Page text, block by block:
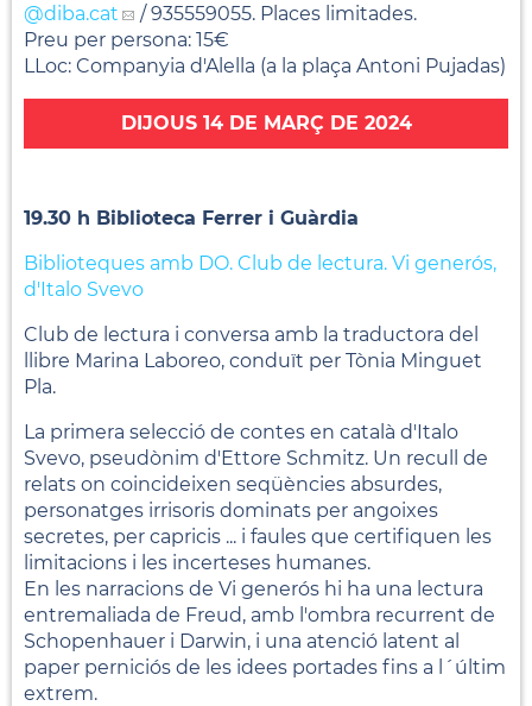
@diba.cat
/ 935559055. Places limitades.
Preu per persona: 15€
LLoc: Companyia d'Alella (a la plaça Antoni Pujadas)
DIJOUS 14 DE MARÇ DE 2024
19.30 h Biblioteca Ferrer i Guàrdia
Biblioteques amb DO. Club de lectura. Vi generós,
d'Italo Svevo
Club de lectura i conversa amb la traductora del
llibre Marina Laboreo, conduït per Tònia Minguet
Pla.
La primera selecció de contes en català d'Italo
Svevo, pseudònim d'Ettore Schmitz. Un recull de
relats on coincideixen seqüències absurdes,
personatges irrisoris dominats per angoixes
secretes, per capricis ... i faules que certifiquen les
limitacions i les incerteses humanes.
En les narracions de Vi generós hi ha una lectura
entremaliada de Freud, amb l'ombra recurrent de
Schopenhauer i Darwin, i una atenció latent al
paper perniciós de les idees portades fins a l´últim
extrem.